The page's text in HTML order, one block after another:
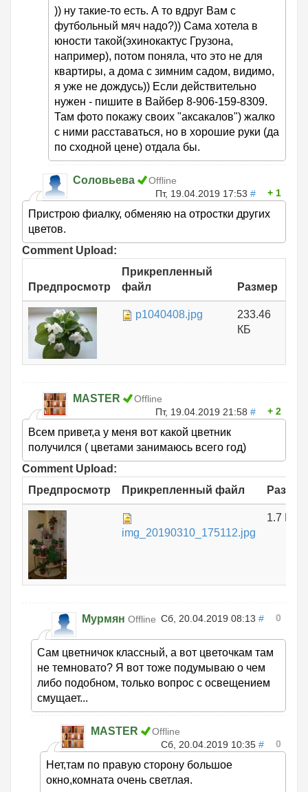
)) ну такие-то есть. А то вдруг Вам с
футбольный мяч надо?)) Сама хотела в
юности такой(эхинокактус Грузона,
например), потом поняла, что это не для
квартиры, а дома с зимним садом, видимо,
я уже не дождусь)) Если действительно
нужен - пишите в Вайбер 8-906-159-8309.
Там фото покажу своих "аксакалов") жалко
с ними расставаться, но в хорошие руки (да
по сходной цене) отдала бы.
Соловьева
Offline
Пт, 19.04.2019 17:53 # 1
Пристрою фиалку, обменяю на отростки других
цветов.
Comment Upload:
Предпросмотр
Прикрепленный
файл
Размер
p1040408.jpg
233.46
КБ
MASTER
Offline
Пт, 19.04.2019 21:58 # 2
Всем привет,а у меня вот какой цветник
получился ( цветами занимаюсь всего год)
Comment Upload:
Предпросмотр
Прикрепленный файл Размер
img_20190310_175112.jpg
1.7 МБ
Мурмян Offline Сб, 20.04.2019 08:13 # 0
Сам цветничок классный, а вот цветочкам там
не темновато? Я вот тоже подумываю о чем
либо подобном, только вопрос с освещением
смущает...
MASTER
Offline
Сб, 20.04.2019 10:35 # 0
Нет,там по правую сторону большое
окно,комната очень светлая.